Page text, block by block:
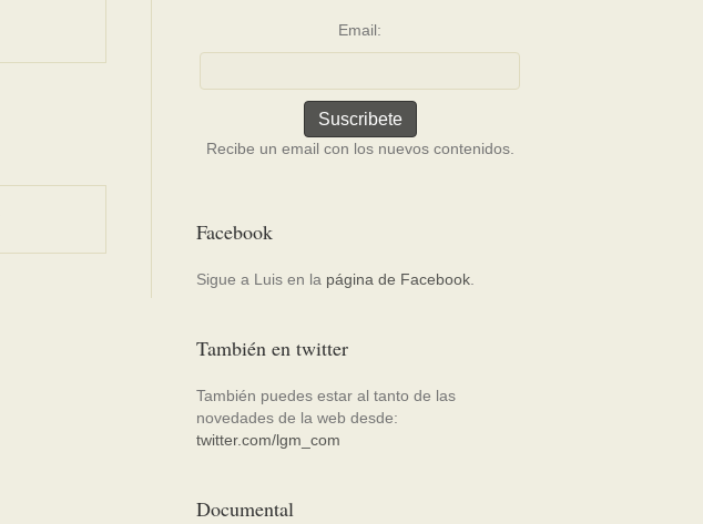
Email:
Recibe un email con los nuevos contenidos.
Facebook
Sigue a Luis en la página de Facebook
También en twitter
También puedes estar al tanto de las
novedades de la web desde:
twitter.com/lgm_com
Documental